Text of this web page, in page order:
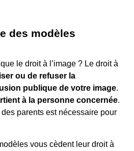
des modèles
le droit à l’image ? Le droit à
ou de refuser la
publique de votre image.
à la personne concernée.
parents est nécessaire pour
vous cèdent leur droit à